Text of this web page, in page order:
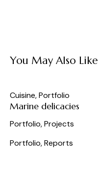
You May Also Like
Cuisine,Portfolio
Marine delicacies
Portfolio,Projects
Portfolio,Reports